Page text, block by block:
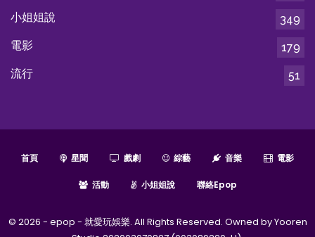
小姐姐說
349
電影
179
流行
51
首頁 星聞 戲劇 綜藝 音樂 電影
活動 小姐姐說 聯絡epop
© 2026 - epop - 就愛玩娛樂. All Rights Reserved. Owned by Yooren